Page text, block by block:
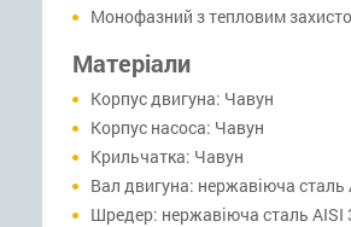
Монофазний з тепловим
Матеріали
Корпус двигуна: Чавун
Корпус насоса: Чавун
Крильчатка: Чавун
Вал двигуна: нержавіюча сталь
Шредер: нержавіюча сталь AISI